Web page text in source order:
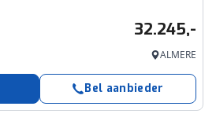
32.245,-
ALMERE
Bel aanbieder